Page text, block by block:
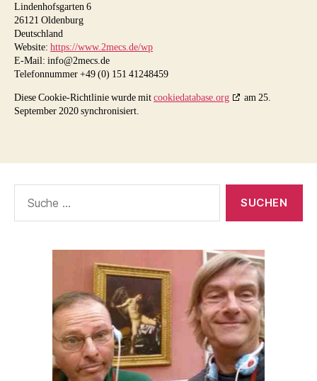
Lindenhofsgarten 6
26121 Oldenburg
Deutschland
Website: https://www.2mecs.de/wp
E-Mail: info@2mecs.de
Telefonnummer +49 (0) 151 41248459
Diese Cookie-Richtlinie wurde mitcookiedatabase.org
am 25.
September 2020 synchronisiert.
nach: